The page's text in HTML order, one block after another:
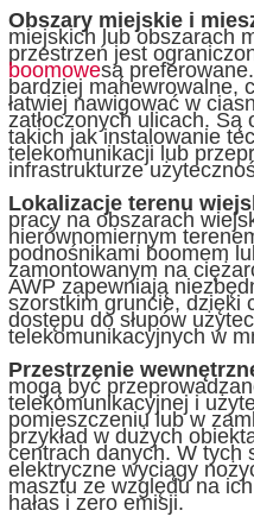
Obszary miejskie i
miejskich lub obszarach
przestrzeń jest
boomowesą
bardziej manewrowalne,
łatwiej nawigować w
zatłoczonych ulicach.
takich jak instalowanie
telekomunikacji lub
infrastrukturze
Lokalizacje terenu
pracy na obszarach
nierównomiernym
podnośnikami boomem
zamontowanym na
AWP zapewniają
szorstkim gruncie, dzięki
dostępu do słupów
telekomunikacyjnych w
Przestrzenie
mogą być
telekomunikacyjnej i
pomieszczeniu lub w
przykład w dużych
centrach danych. W tych
elektryczne wyciągy
masztu ze względu na
hałas i zero emisji.